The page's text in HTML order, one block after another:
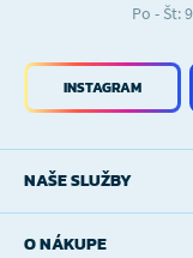
NAŠE SLUŽBY
O NÁKUPE
INSTAGRAM
Po - Št: